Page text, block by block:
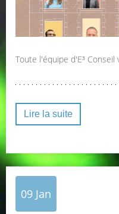
Toute l'équipe d'E³
Lire la suite
09 Jan